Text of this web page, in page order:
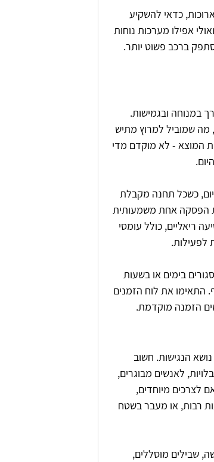
כדאי להשקיע
אפילו מערכות נוחות
ברכב פשוט יותר.
במנוחה ובגמישות.
מה שמוביל למרוץ מתיש
המוצא - לא מוקדם מדי
כשכל תחנה מקבלת
הפסקה אחת משמעותית
ריאליים, כולל עומסי
לפעילות.
בימים או בשעות
התאימו את לוח הזמנים
הזמנה מוקדמת.
הנגישות. חשוב
לאנשים מבוגרים,
לצרכים מיוחדים,
רבות, או מעבר בשטח
שבילים מוסללים,